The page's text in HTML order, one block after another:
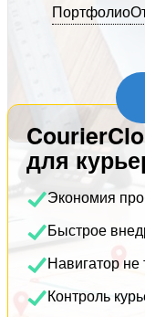
Портфолио
для
Экономия
Быстрое
Навигатор не
Контроль